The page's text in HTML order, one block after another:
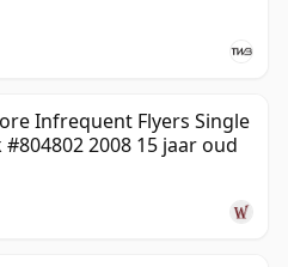
Infrequent Flyers Single
#804802 2008 15 jaar oud